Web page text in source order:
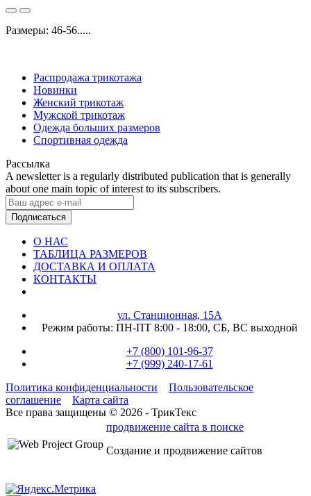
Размеры: 46-56.....
Распродажа трикотажа
Новинки
Женский трикотаж
Мужской трикотаж
Одежда больших размеров
Спортивная одежда
Рассылка
A newsletter is a regularly distributed publication that is generally
about one main topic of interest to its subscribers.
Подписаться
О НАС
ТАБЛИЦА РАЗМЕРОВ
ДОСТАВКА И ОПЛАТА
КОНТАКТЫ
ул. Станционная, 15А
Режим работы: ПН-ПТ 8:00 - 18:00, СБ, ВС выходной
+7 (800) 101-96-37
+7 (999) 240-17-61
Политика конфиденциальности
Пользовательское
соглашение
Карта сайта
Все права защищены © 2026 - ТрикТекс
продвижение сайта в поиске
Создание и продвижение сайтов